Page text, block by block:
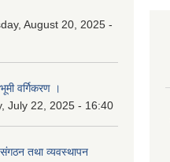
August 20, 2025 -
वर्गिकरण ।
July 22, 2025 - 16:40
तथा व्यवस्थापन